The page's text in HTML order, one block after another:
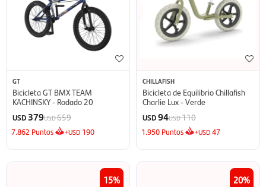
GT
Bicicleta GT BMX TEAM
KACHINSKY - Rodado 20
USD 379USD659
7.862 Puntos +USD 190
CHILLAFISH
Bicicleta de Equilibrio Chillafish
Charlie Lux - Verde
USD94USD110
1.950 Puntos +USD47
15 20